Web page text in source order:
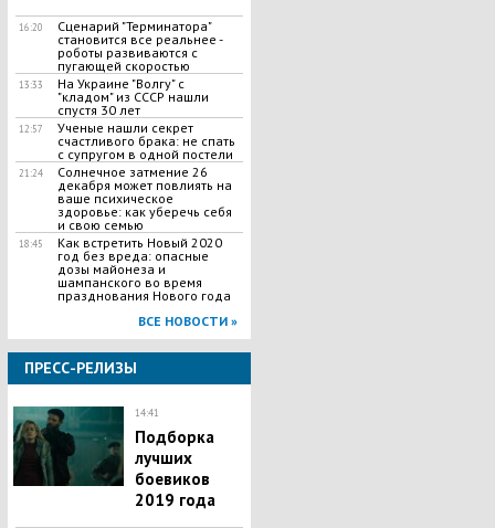
16:20
Сценарий "Терминатора"
становится все реальнее -
роботы развиваются с
пугающей скоростью
13:33
​На Украине "Волгу" с
"кладом" из СССР нашли
спустя 30 лет
12:57
Ученые нашли секрет
счастливого брака: не спать
с супругом в одной постели
21:24
Солнечное затмение 26
декабря может повлиять на
ваше психическое
здоровье: как уберечь себя
и свою семью
18:45
Как встретить Новый 2020
год без вреда: опасные
дозы майонеза и
шампанского во время
празднования Нового года
ВСЕ НОВОСТИ »
ПРЕСС-РЕЛИЗЫ
14:41
Подборка
лучших
боевиков
2019 года